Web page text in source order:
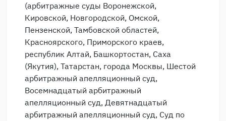
(арбитражные суды Воронежской,
Кировской, Новгородской, Омской,
Пензенской, Тамбовской областей,
Красноярского, Приморского краев,
республик Алтай, Башкортостан, Саха
(Якутия), Татарстан, города Москвы, Шестой
арбитражный апелляционный суд,
Восемнадцатый арбитражный
апелляционный суд, Девятнадцатый
арбитражный апелляционный суд, Суд по